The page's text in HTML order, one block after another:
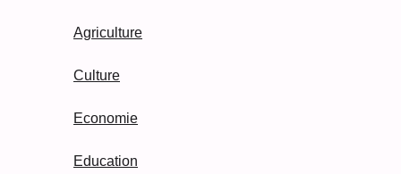
Agriculture
Culture
Economie
Education